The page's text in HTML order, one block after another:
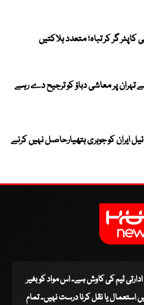
تہران پر معاشی دباؤ کو ترجیح دے رہے
ایران کو جوہری ہتھیارحاصل نہیں کرنے
ادارتی ٹیم کی کاوش ہے۔ اس مواد کو بغیر
یا نقل کرنا درست نہیں۔ تمام